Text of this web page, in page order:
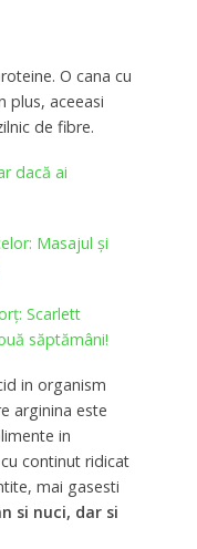
O cana cu
plus, aceeasi
de fibre.
dacă ai
Masajul şi
Scarlett
săptămâni!
in organism
arginina este
in
continut ridicat
mai gasesti
si nuci, dar si